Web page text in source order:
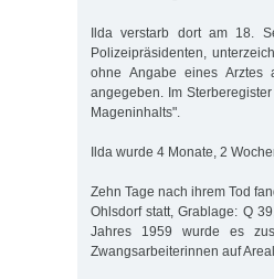
Ilda verstarb dort am 18.
Polizeipräsidenten,
ohne Angabe eines Arztes
angegeben. Im
Mageninhalts".
Ilda wurde 4 Monate, 2
Zehn Tage nach ihrem Tod
Ohlsdorf statt, Grablage: Q
Jahres 1959 wurde es
Zwangsarbeiterinnen auf